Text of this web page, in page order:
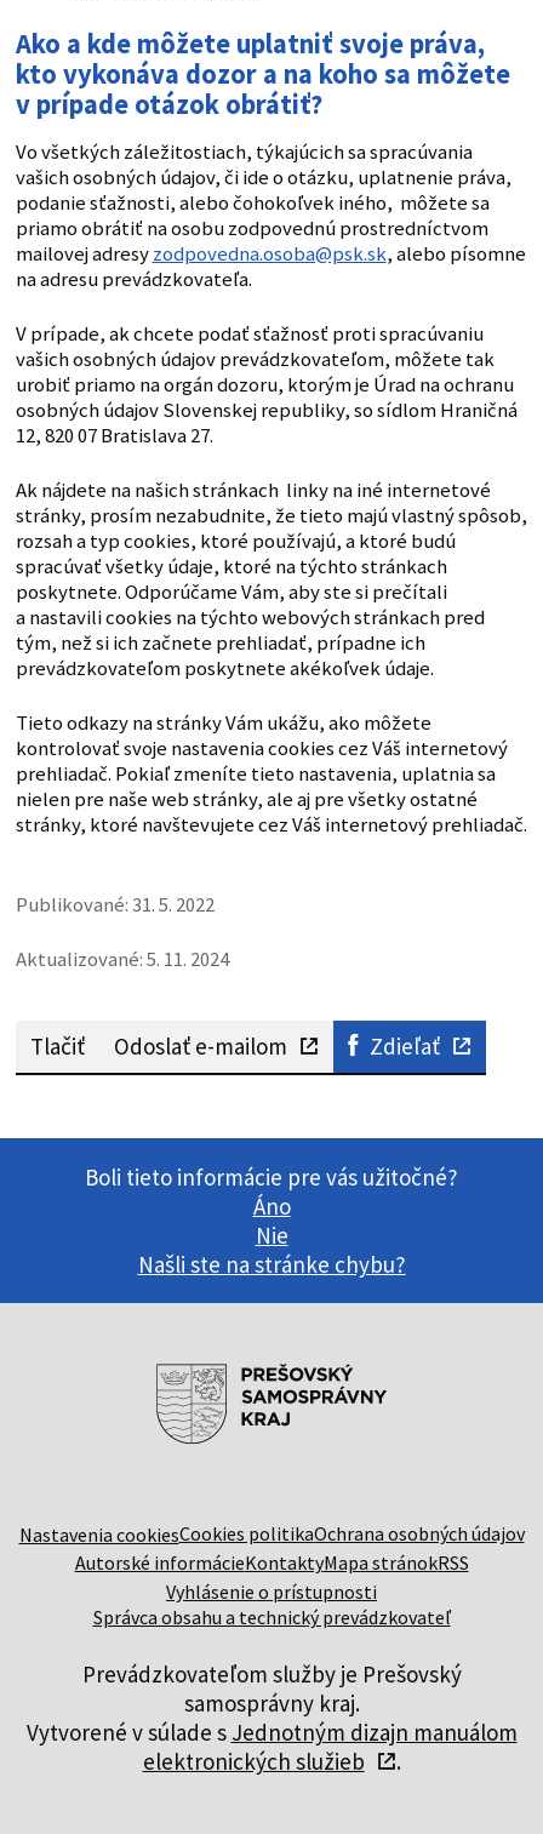
Ako a kde môžete uplatniť svoje práva,
kto vykonáva dozor a na koho sa môžete
v prípade otázok obrátiť?
Vo všetkých záležitostiach, týkajúcich sa spracúvania
vašich osobných údajov, či ide o otázku, uplatnenie práva,
podanie sťažnosti, alebo čohokoľvek iného, môžete sa
priamo obrátiť na osobu zodpovednú prostredníctvom
mailovej adresyzodpovedna.osoba@psk.sk, alebo písomne
na adresu prevádzkovateľa.
V prípade, ak chcete podať sťažnosť proti spracúvaniu
vašich osobných údajov prevádzkovateľom, môžete tak
urobiť priamo na orgán dozoru, ktorým je Úrad na ochranu
osobných údajov Slovenskej republiky, so sídlom Hraničná
12, 820 07 Bratislava 27.
Ak nájdete na našich stránkach linky na iné internetové
stránky, prosím nezabudnite, že tieto majú vlastný spôsob,
rozsah a typ cookies, ktoré používajú, a ktoré budú
spracúvať všetky údaje, ktoré na týchto stránkach
poskytnete. Odporúčame Vám, aby ste si prečítali
a nastavili cookies na týchto webových stránkach pred
tým, než si ich začnete prehliadať, prípadne ich
prevádzkovateľom poskytnete akékoľvek údaje.
Tieto odkazy na stránky Vám ukážu, ako môžete
kontrolovať svoje nastavenia cookies cez Váš internetový
prehliadač. Pokiaľ zmeníte tieto nastavenia, uplatnia sa
nielen pre naše web stránky, ale aj pre všetky ostatné
stránky, ktoré navštevujete cez Váš internetový prehliadač.
Publikované: 31. 5. 2022
Aktualizované: 5. 11. 2024
Tlačiť Odoslať e-mailom Zdieľať
Boli tieto informácie pre vás užitočné?
Áno
Nie
Našli ste na stránke chybu?
Nastavenia cookiesCookies politikaOchrana osobných údajov
Autorské informácieKontaktyMapa stránokRSS
Vyhlásenie o prístupnosti
Správca obsahu a technický prevádzkovateľ
Prevádzkovateľom služby je Prešovský
samosprávny kraj.
Vytvorené v súlade s Jednotným dizajn manuálom
elektronických služieb
.